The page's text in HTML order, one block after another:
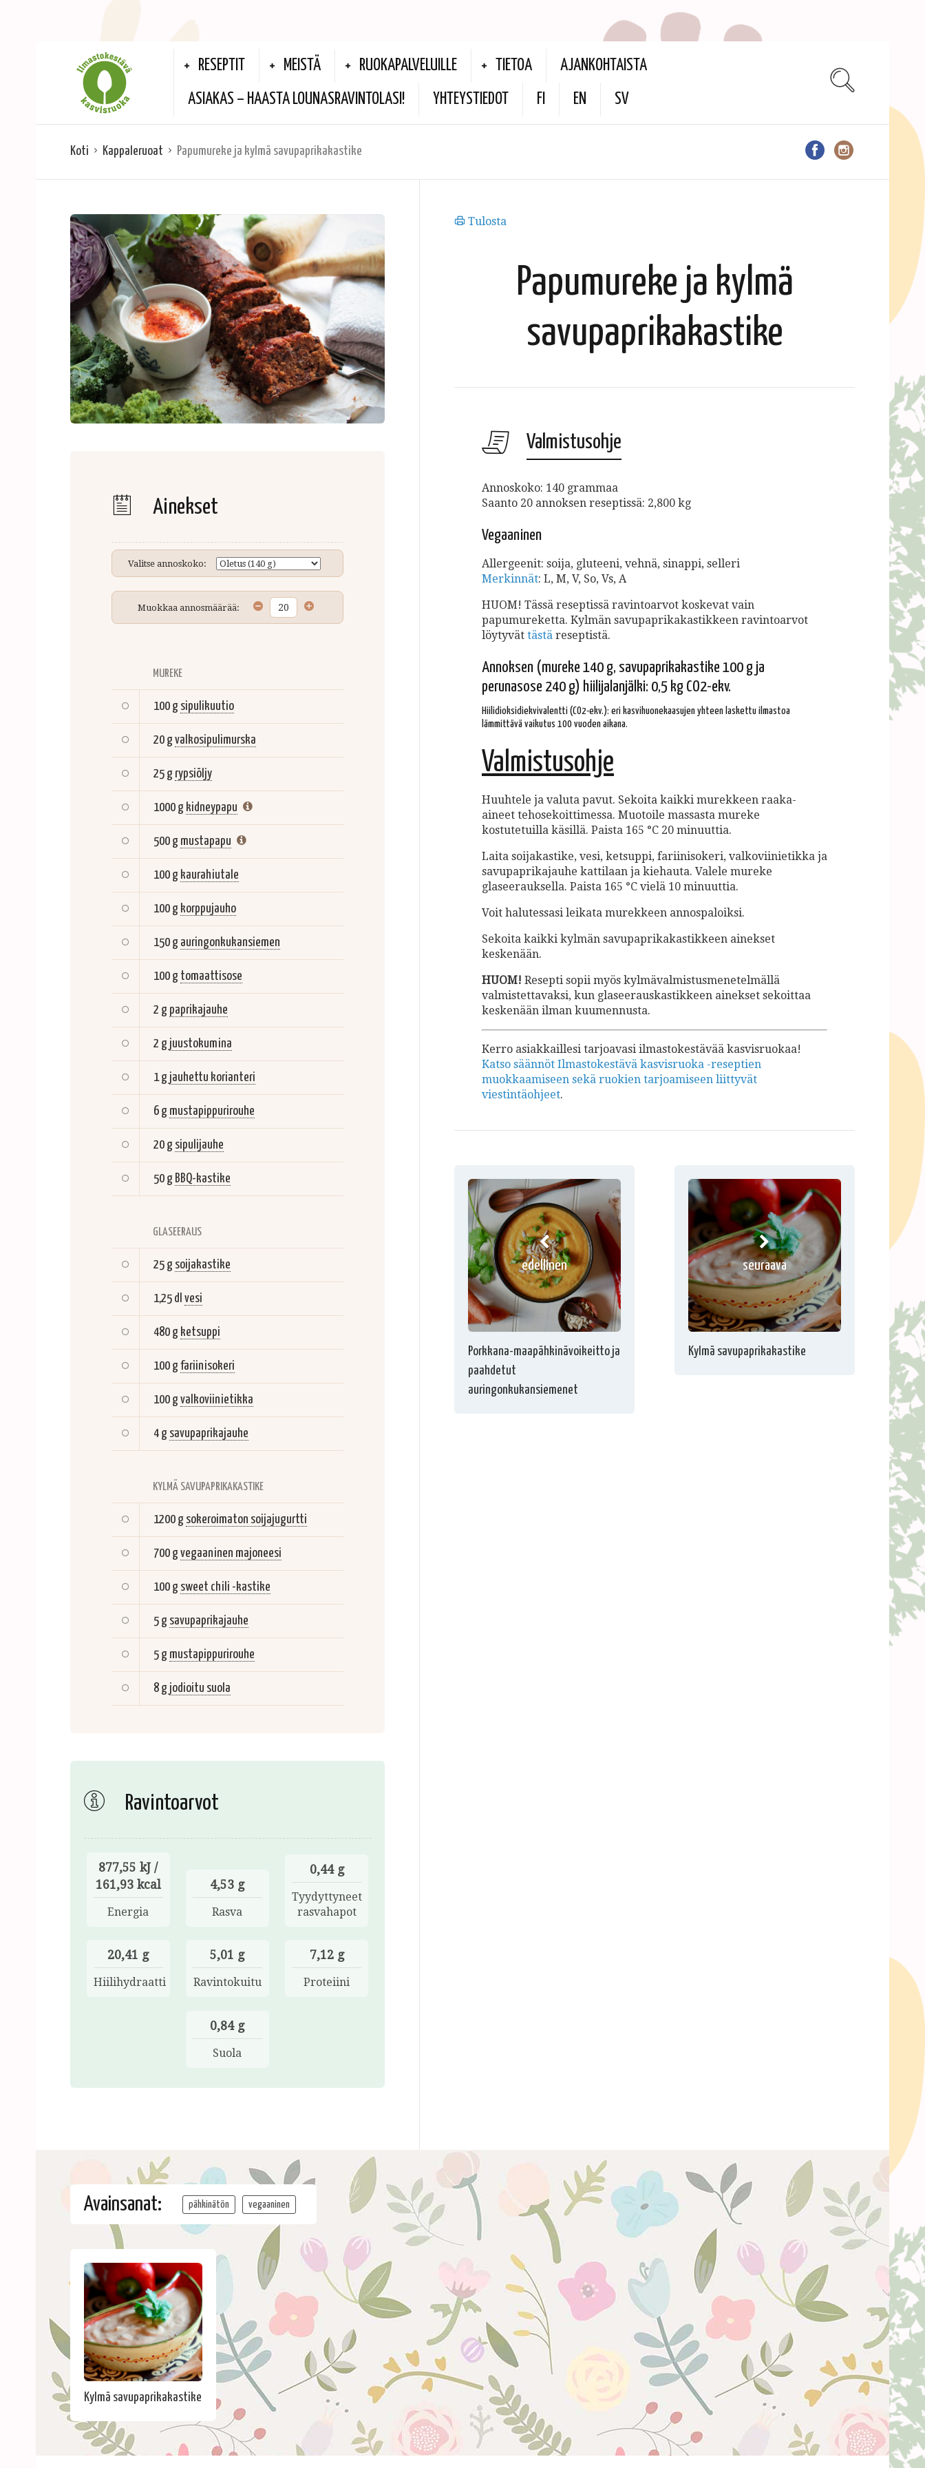
RESEPTIT MEISTÄ RUOKAPALVELUILLE TIETOA AJANKOHTAISTA
ASIAKAS – HAASTA LOUNASRAVINTOLASI! YHTEYSTIEDOT FI EN SV
Koti Kappaleruoat Papumureke ja kylmä savupaprikakastike
Ainekset
Valitse annoskoko:
Muokkaa annosmäärää:
MUREKE
100 g sipulikuutio
20 gvalkosipulimurska
25 g rypsiöljy
1000 g kidneypapu
500 g mustapapu
100 g kaurahiutale
100 g korppujauho
150 g auringonkukansiemen
100 g tomaattisose
2 g paprikajauhe
2 g juustokumina
1 g jauhettu korianteri
6 g mustapippurirouhe
20 g sipulijauhe
50 g BBQ-kastike
GLASEERAUS
25 g soijakastike
1,25 dl vesi
480 g ketsuppi
100 gfariinisokeri
100 gvalkoviinietikka
4 g savupaprikajauhe
KYLMÄ SAVUPAPRIKAKASTIKE
1200 g sokeroimaton soijajugurtti
700 gvegaaninen majoneesi
100 g sweet chili -kastike
5 g savupaprikajauhe
5 g mustapippurirouhe
8 g jodioitu suola
Ravintoarvot
877,55 kJ /
161,93 kcal
Energia
4,53 g
Rasva
0,44 g
Tyydyttyneet
rasvahapot
20,41 g
Hiilihydraatti
5,01 g
Ravintokuitu
7,12 g
Proteiini
0,84 g
Suola
Tulosta
Papumureke ja kylmä
savupaprikakastike
Valmistusohje
Annoskoko: 140 grammaa
Saanto 20 annoksen reseptissä: 2,800 kg
Vegaaninen
Allergeenit: soija, gluteeni, vehnä, sinappi, selleri
Merkinnät: L, M, V, So, Vs, A
HUOM! Tässä reseptissä ravintoarvot koskevat vain
papumureketta. Kylmän savupaprikakastikkeen ravintoarvot
löytyvät tästä reseptistä.
Annoksen (mureke 140 g, savupaprikakastike 100 g ja
perunasose 240 g) hiilijalanjälki: 0,5 kg CO2-ekv.
Hiilidioksidiekvivalentti (CO2-ekv.): eri kasvihuonekaasujen yhteen laskettu ilmastoa
lämmittävä vaikutus 100 vuoden aikana.
Valmistusohje
Huuhtele ja valuta pavut. Sekoita kaikki murekkeen raaka-
aineet tehosekoittimessa. Muotoile massasta mureke
kostutetuilla käsillä. Paista 165 °C 20 minuuttia.
Laita soijakastike, vesi, ketsuppi, fariinisokeri, valkoviinietikka ja
savupaprikajauhe kattilaan ja kiehauta. Valele mureke
glaseerauksella. Paista 165 °C vielä 10 minuuttia.
Voit halutessasi leikata murekkeen annospaloiksi.
Sekoita kaikki kylmän savupaprikakastikkeen ainekset
keskenään.
HUOM! Resepti sopii myös kylmävalmistusmenetelmällä
valmistettavaksi, kun glaseerauskastikkeen ainekset sekoittaa
keskenään ilman kuumennusta.
Kerro asiakkaillesi tarjoavasi ilmastokestävää kasvisruokaa!
Katso säännöt Ilmastokestävä kasvisruoka -reseptien
muokkaamiseen sekä ruokien tarjoamiseen liittyvät
viestintäohjeet.
edellinen
Porkkana-maapähkinävoikeitto ja
paahdetut
auringonkukansiemenet
seuraava
Kylmä savupaprikakastike
Avainsanat: pähkinätön vegaaninen
Kylmä savupaprikakastike